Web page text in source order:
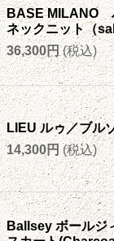
BASE MILANO
ネックニット（
36,300円 (税込)
LIEU ルゥ／ブル
14,300円 (税込)
Ballsey ボールジ